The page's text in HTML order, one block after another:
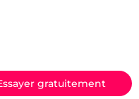
gratuitement